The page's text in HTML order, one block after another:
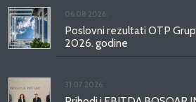
06.08.2026.
Poslovni rezultati OTP
2026. godine
31.07.2026.